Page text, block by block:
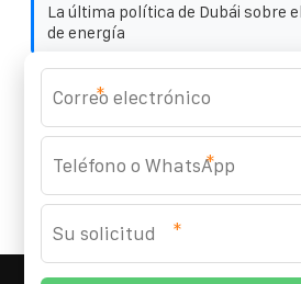
La última política de Dubái sobre
de energía
¿Qué altura tiene el armario de
energía solar exterior
Plan de inversión del proyecto de
*
*
*